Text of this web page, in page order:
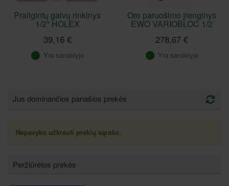
Prailgintų galvų rinkinys
1/2" HOLEX
39,16 €
Yra sandėlyje
Oro paruošimo įrenginys
EWO VARIOBLOC 1/2
278,67 €
Yra sandėlyje
Jus dominančios panašios prekės
Nepavyko užkrauti prekių sąrašo.
Peržiūrėtos prekės